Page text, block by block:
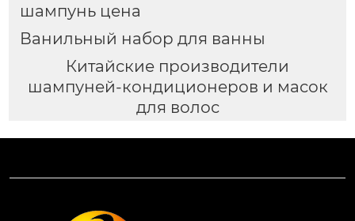
шампунь цена
Ванильный набор для ванны
Китайские производители
шампуней-кондиционеров и масок
для волос